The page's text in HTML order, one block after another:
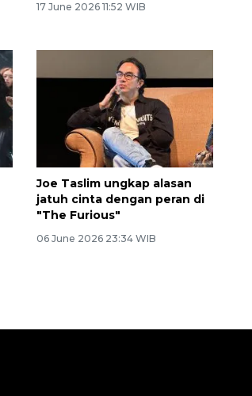
17 June 2026 11:52 WIB
Joe Taslim ungkap alasan
jatuh cinta dengan peran di
"The Furious"
06 June 2026 23:34 WIB